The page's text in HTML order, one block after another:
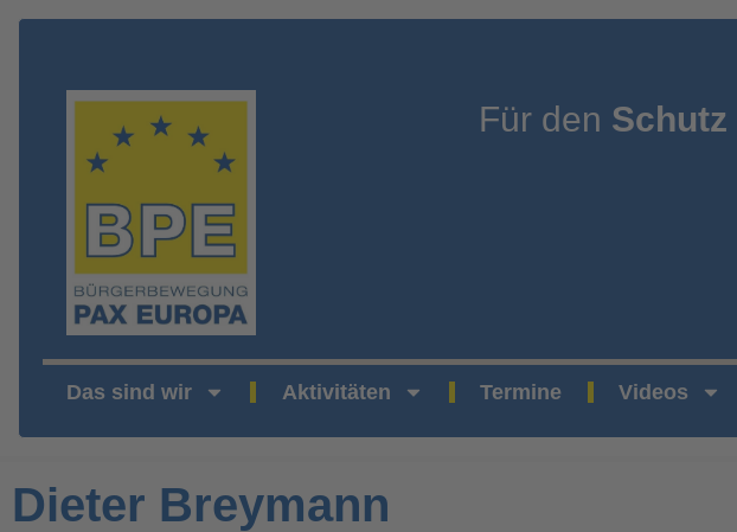
Für den Schutz
Das sind wir Aktivitäten Termine Videos
Dieter Breymann